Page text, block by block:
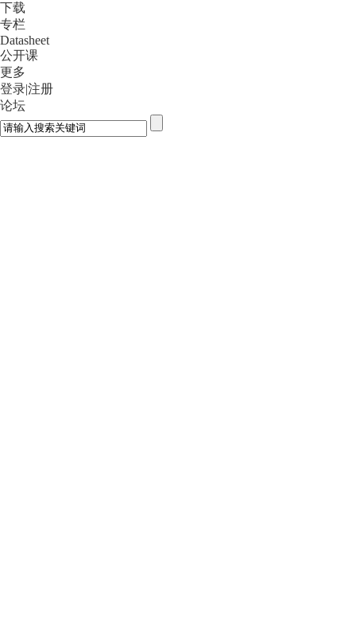
下载
专栏
Datasheet
公开课
更多
登录|注册
论坛